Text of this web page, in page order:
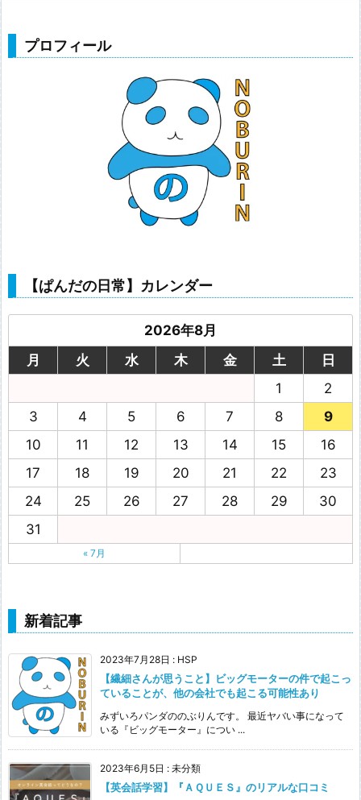
プロフィール
【ぱんだの日常】カレンダー
2026年8月
月
火 水 木 金 土
日
1
2
3
4 5 6 7 8
9
10
11 12 13 14 15
16
17
18 19 20 21 22
23
24
25 26 27 28 29
30
31
« 7月
新着記事
2023年7月28日 : HSP
【繊細さんが思うこと】ビッグモーターの件で起こっ
ていることが、他の会社でも起こる可能性あり
みずいろパンダののぶりんです。 最近ヤバい事になって
いる『ビッグモーター』につい ...
2023年6月5日 : 未分類
【英会話学習】『ＡＱＵＥＳ』のリアルな口コミ